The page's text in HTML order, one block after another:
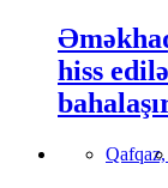
hiss
Qafqaz,